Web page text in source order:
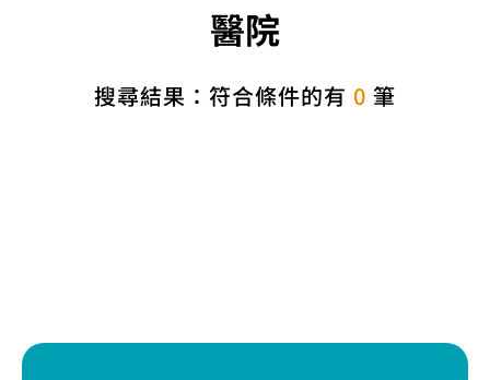
醫院
搜尋結果：符合條件的有 0 筆